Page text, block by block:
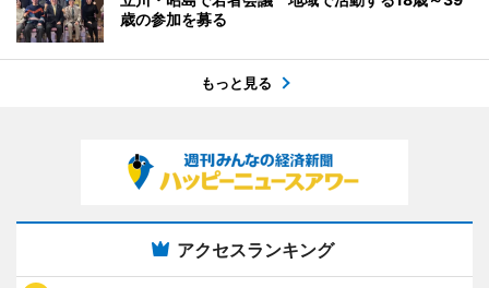
歳の参加を募る
もっと見る
アクセスランキング